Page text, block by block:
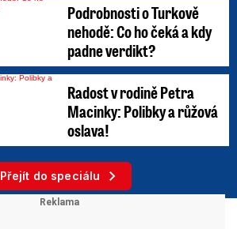
Podrobnosti o Turkově
nehodě: Co ho čeká a kdy
padne verdikt?
Radost v rodině Petra
Macinky: Polibky a růžová
oslava!
Přejít do speciálu